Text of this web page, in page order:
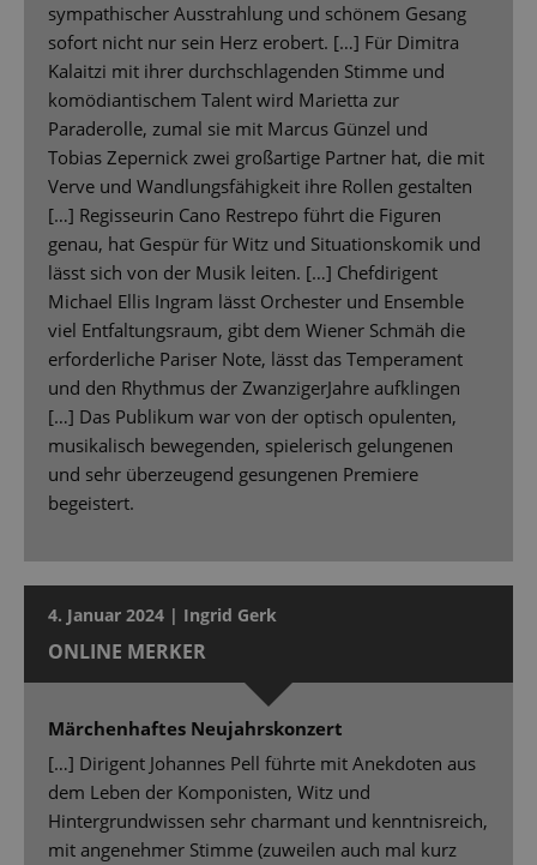
sympathischer Ausstrahlung und schönem Gesang
sofort nicht nur sein Herz erobert. […] Für Dimitra
Kalaitzi mit ihrer durchschlagenden Stimme und
komödiantischem Talent wird Marietta zur
Paraderolle, zumal sie mit Marcus Günzel und
Tobias Zepernick zwei großartige Partner hat, die mit
Verve und Wandlungsfähigkeit ihre Rollen gestalten
[…] Regisseurin Cano Restrepo führt die Figuren
genau, hat Gespür für Witz und Situationskomik und
lässt sich von der Musik leiten. […] Chefdirigent
Michael Ellis Ingram lässt Orchester und Ensemble
viel Entfaltungsraum, gibt dem Wiener Schmäh die
erforderliche Pariser Note, lässt das Temperament
und den Rhythmus der ZwanzigerJahre aufklingen
[…] Das Publikum war von der optisch opulenten,
musikalisch bewegenden, spielerisch gelungenen
und sehr überzeugend gesungenen Premiere
begeistert.
4. Januar 2024 | Ingrid Gerk
ONLINE MERKER
Märchenhaftes Neujahrskonzert
[…] Dirigent Johannes Pell führte mit Anekdoten aus
dem Leben der Komponisten, Witz und
Hintergrundwissen sehr charmant und kenntnisreich,
mit angenehmer Stimme (zuweilen auch mal kurz